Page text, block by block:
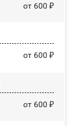
от 600 ₽
от 600 ₽
от 600 ₽